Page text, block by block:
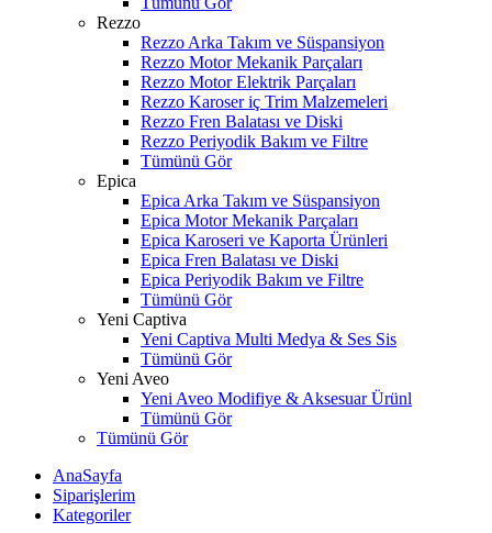
Rezzo
Rezzo Arka Takım ve Süspansiyon
Rezzo Motor Mekanik Parçaları
Rezzo Motor Elektrik Parçaları
Rezzo Karoser iç Trim Malzemeleri
Rezzo Fren Balatası ve Diski
Rezzo Periyodik Bakım ve Filtre
Tümünü Gör
Epica
Epica Arka Takım ve Süspansiyon
Epica Motor Mekanik Parçaları
Epica Karoseri ve Kaporta Ürünleri
Epica Fren Balatası ve Diski
Epica Periyodik Bakım ve Filtre
Tümünü Gör
Yeni Captiva
Yeni Captiva Multi Medya & Ses Sis
Tümünü Gör
Yeni Aveo
Yeni Aveo Modifiye & Aksesuar Ürünl
Tümünü Gör
Tümünü Gör
AnaSayfa
Siparişlerim
Kategoriler